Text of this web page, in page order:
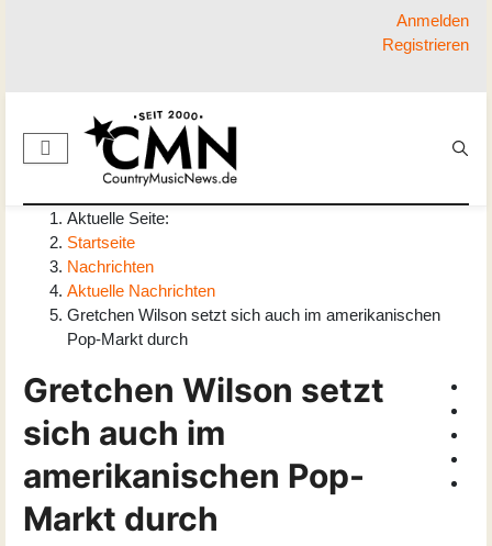
Anmelden
Registrieren
Aktuelle Seite:
Startseite
Nachrichten
Aktuelle Nachrichten
Gretchen Wilson setzt sich auch im amerikanischen
Pop-Markt durch
Gretchen Wilson setzt
sich auch im
amerikanischen Pop-
Markt durch